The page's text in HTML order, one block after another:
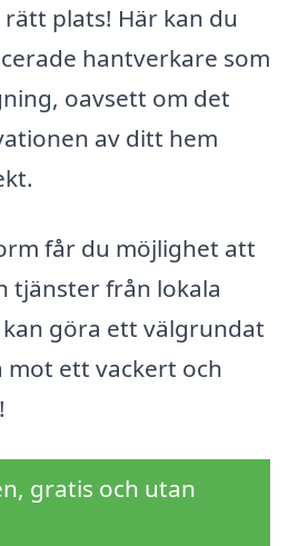
plats! Här kan du
hantverkare som
oavsett om det
av ditt hem
får du möjlighet att
tjänster från lokala
göra ett välgrundat
mot ett vackert och
gratis och utan